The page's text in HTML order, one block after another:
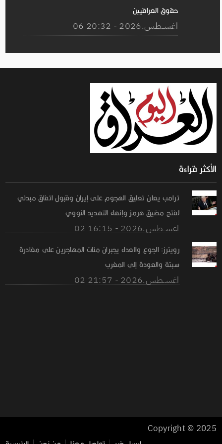
حقوق العراقيين
06 اغســطس.2026 - 20:32
الأكثر قراءة
ترامب يعلن تعليق الهجوم على إيران وقبول اتفاق مبدئي
لفتح مضيق هرمز وإنهاء التهديد النووي
02 اغســطس.2026 - 16:15
رويترز: الجوع والعداء يجبران مئات المهاجرين على مغادرة
سبتة والعودة إلى المغرب
02 اغســطس.2026 - 21:57
Copyright © 2025